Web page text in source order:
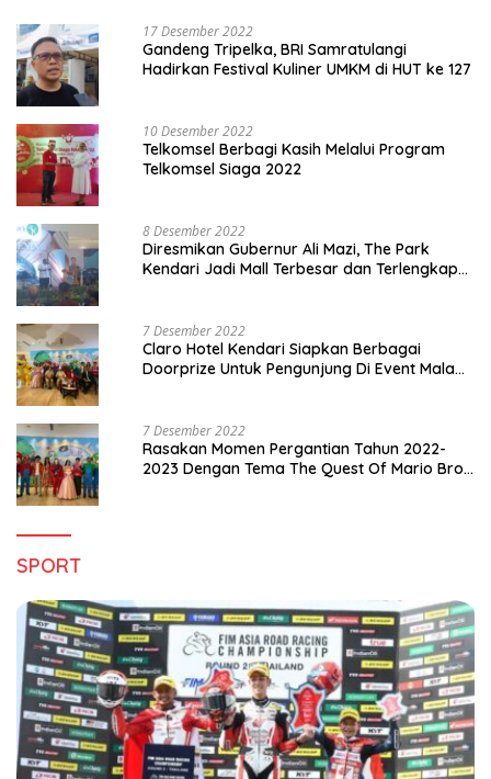
17 Desember 2022
Gandeng Tripelka, BRI Samratulangi
Hadirkan Festival Kuliner UMKM di HUT ke 127
10 Desember 2022
Telkomsel Berbagi Kasih Melalui Program
Telkomsel Siaga 2022
8 Desember 2022
Diresmikan Gubernur Ali Mazi, The Park
Kendari Jadi Mall Terbesar dan Terlengkap
7 Desember 2022
Claro Hotel Kendari Siapkan Berbagai
Doorprize Untuk Pengunjung Di Event Malam
7 Desember 2022
Rasakan Momen Pergantian Tahun 2022-
2023 Dengan Tema The Quest Of Mario Bros
SPORT